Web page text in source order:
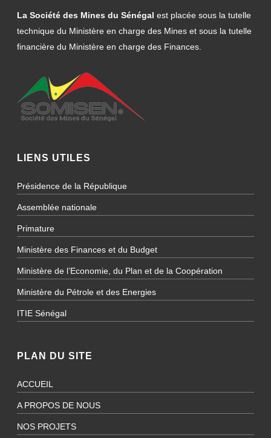
La Société des Mines du Sénégal est placée sous la tutelle
technique du Ministère en charge des Mines et sous la tutelle
financière du Ministère en charge des Finances.
LIENS UTILES
Présidence de la République
Assemblée nationale
Primature
Ministère des Finances et du Budget
Ministère de l’Economie, du Plan et de la Coopération
Ministère du Pétrole et des Energies
ITIE Sénégal
PLAN DU SITE
ACCUEIL
A PROPOS DE NOUS
NOS PROJETS